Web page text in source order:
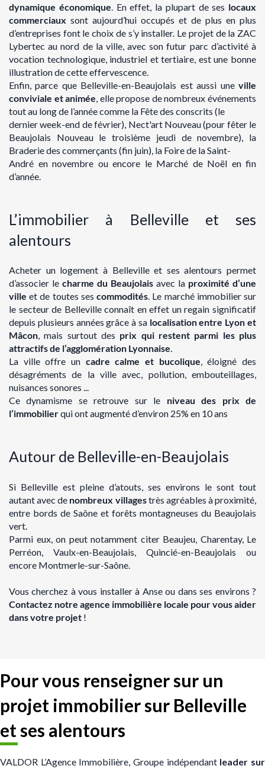
dynamique économique. En effet, la plupart de ses locaux
commerciaux sont aujourd’hui occupés et de plus en plus
d’entreprises font le choix de s’y installer. Le projet de la ZAC
Lybertec au nord de la ville, avec son futur parc d’activité à
vocation technologique, industriel et tertiaire, est une bonne
illustration decette effervescence.
Enfin, parce que Belleville-en-Beaujolais est aussi uneville
conviviale et animée, ellepropose de nombreux événements
tout au long de l’année comme la Fête des conscrits (le
dernier week-end de février), Nect'artNouveau (pour fêter le
Beaujolais Nouveau letroisième jeudi de novembre), la
Braderie des commerçants (fin juin), la Foire de la Saint-
André en novembre ou encore le Marché de Noël en fin
d’année.
L’immobilier à Belleville et ses
alentours
Acheter un logement à Belleville et ses alentours permet
d’associer le charme du Beaujolais avec la proximité d’une
villeet de toutes sescommodités. Le marché immobilier sur
le secteur de Belleville connaît en effet un regain significatif
depuis plusieurs années grâce à sa localisation entre Lyon et
Mâcon, mais surtout des prix qui restent parmi les plus
attractifsde l’agglomération Lyonnaise.
La ville offre un cadre calme et bucolique, éloigné des
désagréments de la ville avec, pollution, embouteillages,
nuisances sonores ...
Ce dynamisme se retrouve sur le niveau des prix de
l’immobilierqui ont augmenté d’environ 25% en 10 ans
Autour de Belleville-en-Beaujolais
Si Belleville est pleine d’atouts, ses environs le sont tout
autant avec de nombreux villagestrès agréables à proximité,
entre bords de Saône et forêts montagneuses du Beaujolais
vert.
Parmi eux, on peut notamment citer Beaujeu, Charentay, Le
Perréon, Vaulx-en-Beaujolais, Quincié-en-Beaujolais ou
encore Montmerle-sur-Saône.
Vous cherchez à vous installer à Anse ou dans ses environs ?
Contactez notre agence immobilière locale pour vous aider
dans votre projet !
Pour vous renseigner sur un
projet immobilier sur Belleville
et ses alentours
VALDOR L’Agence Immobilière, Groupe indépendantleader sur